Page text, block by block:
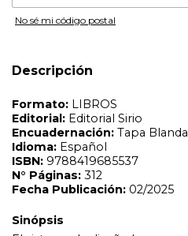
No sé mi código postal
Descripción
Sinópsis
El sistema de diseño humano es una
del diseño humano, a través del gran
tanto conscientes como
cada uno de nosotros un ser único
mundo es insustituible. Este libro va
quienes no tienen conocimientos
se están iniciando en ella. La misión
es ayudarnos a vivir la vida para la
través de descubrir quiénes somos,
propósito existencial y cómo activar
el camino de vida que nos